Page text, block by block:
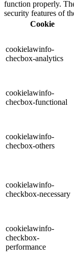
function properly.
security features of
Cookie
cookielawinfo-
checbox-analytics
cookielawinfo-
checbox-functional
cookielawinfo-
checbox-others
cookielawinfo-
checkbox-necessary
cookielawinfo-
checkbox-
performance